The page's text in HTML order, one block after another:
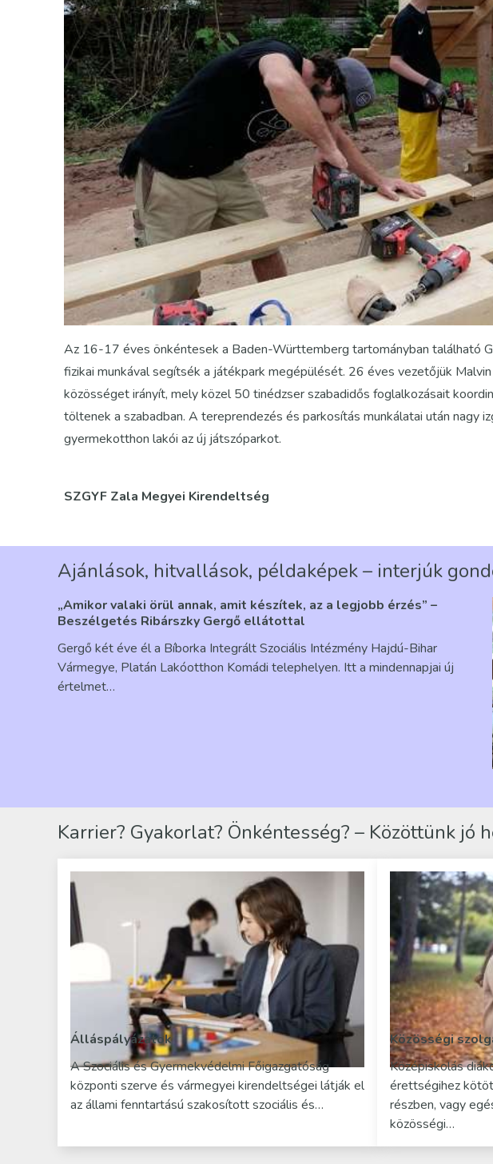
Az 16-17 éves önkéntesek a Baden-Württemberg tartományban található
fizikai munkával segítsék a játékpark megépülését. 26 éves vezetőjük
közösséget irányít, mely közel 50 tinédzser szabadidős foglalkozásait
töltenek a szabadban. A tereprendezés és parkosítás munkálatai után nagy
gyermekotthon lakói az új játszóparkot.
SZGYF Zala Megyei Kirendeltség
Ajánlások, hitvallások, példaképek – interjúk
„Amikor valaki örül annak, amit készítek, az a legjobb érzés” –
Beszélgetés Ribárszky Gergő ellátottal
Gergő két éve él a Bíborka Integrált Szociális Intézmény Hajdú-Bihar
Vármegye, Platán Lakóotthon Komádi telephelyen. Itt a mindennapjai új
értelmet…
Karrier? Gyakorlat? Önkéntesség? – Közöttünk jó
Álláspályázatok
A Szociális és Gyermekvédelmi Főigazgatóság
központi szerve és vármegyei kirendeltségei látják el
az állami fenntartású szakosított szociális és…
Közösségi
Középiskolás
érettségihez
részben, vagy
közösségi…